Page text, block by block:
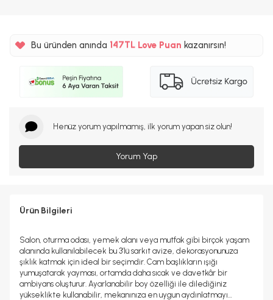
Bu üründen anında
147TL
%5
Love Puankazanırsın!
Henüz yorum yapılmamış, ilk yorum yapan siz olun!
Yorum Yap
Ürün Bilgileri
Salon, oturma odası, yemek alanı veya mutfak gibi birçok yaşam
alanında kullanılabilecek bu 3’lü sarkıt avize, dekorasyonunuza
şıklık katmak için ideal bir seçimdir. Cam başlıkların ışığı
yumuşatarak yayması, ortamda daha sıcak ve davetkâr bir
ambiyans oluşturur. Ayarlanabilir boy özelliği ile dilediğiniz
yükseklikte kullanabilir, mekanınıza en uygun aydınlatmayı